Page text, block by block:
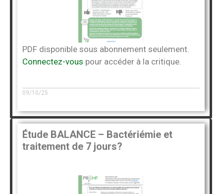
PDF disponible sous abonnement seulement.
Connectez-vous pour accéder à la critique.
09/10/25
Étude BALANCE – Bactériémie et
traitement de 7 jours?